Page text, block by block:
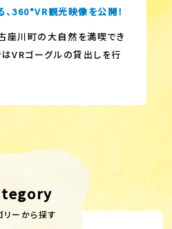
360°VR観光映像を公開！
座川町の大自然を満喫でき
VRゴーグルの貸出しを行
リーから探す